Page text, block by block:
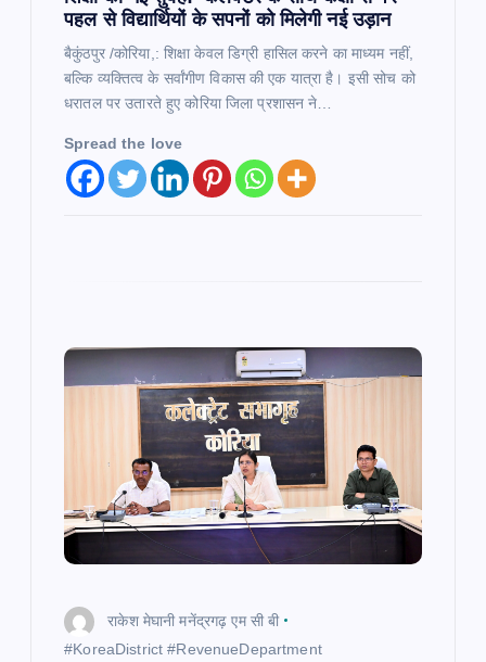
पहल से विद्यार्थियों के सपनों को मिलेगी नई उड़ान
बैकुंठपुर /कोरिया,: शिक्षा केवल डिग्री हासिल करने का माध्यम नहीं,
बल्कि व्यक्तित्व के सर्वांगीण विकास की एक यात्रा है। इसी सोच को
धरातल पर उतारते हुए कोरिया जिला प्रशासन ने…
Spread the love
राकेश मेघानी मनेंद्रगढ़ एम सी बी
​#KoreaDistrict #RevenueDepartment